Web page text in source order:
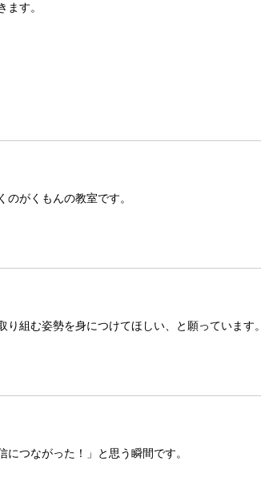
す。
がくもんの教室です。
組む姿勢を身につけてほしい、と願っています。
つながった！」と思う瞬間です。